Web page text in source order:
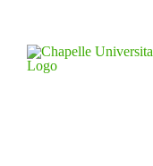
content